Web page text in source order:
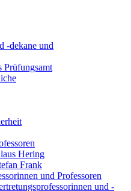
-dekane und
Prüfungsamt
Hering
Frank
und Professoren
und -